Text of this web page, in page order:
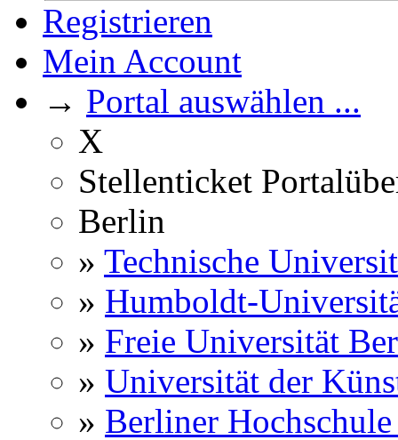
Registrieren
Mein Account
→ Portal auswählen ...
X
Stellenticket
Berlin
» Technische
» Humboldt-
» Freie Universität
» Universität der
» Berliner